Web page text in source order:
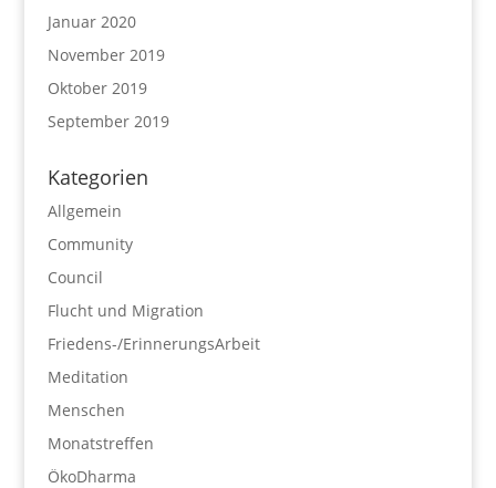
Januar 2020
November 2019
Oktober 2019
September 2019
Kategorien
Allgemein
Community
Council
Flucht und Migration
Friedens-/ErinnerungsArbeit
Meditation
Menschen
Monatstreffen
ÖkoDharma